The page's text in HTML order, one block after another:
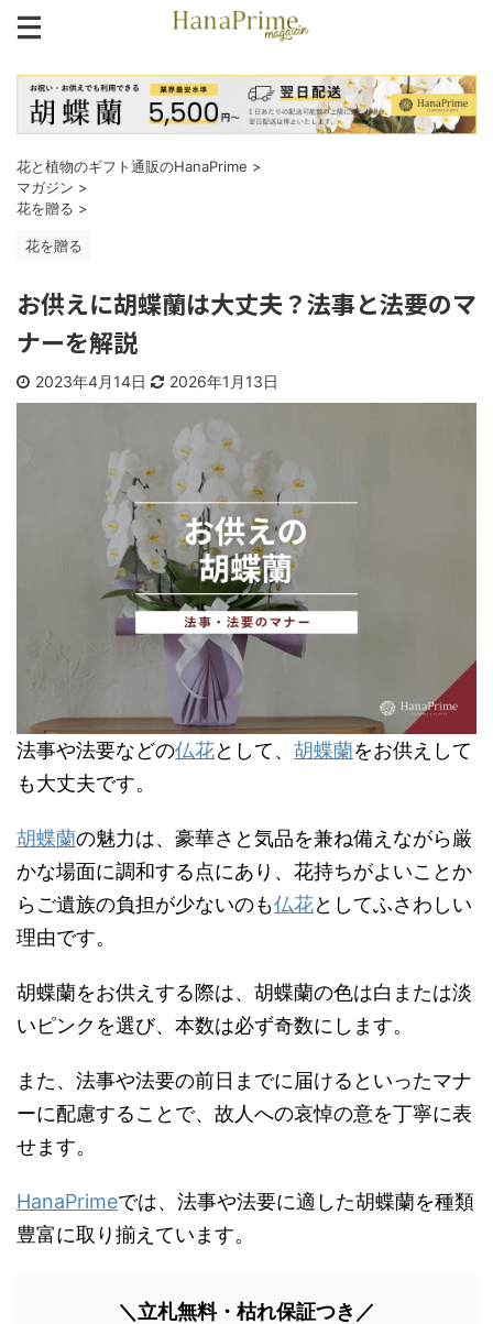
花と植物のギフト通販のHanaPrime >
マガジン >
花を贈る >
花を贈る
お供えに胡蝶蘭は大丈夫？法事と法要のマ
ナーを解説
2023年4月14日 2026年1月13日
法事や法要などの仏花として、 胡蝶蘭をお供えして
も大丈夫です。
胡蝶蘭の魅力は、豪華さと気品を兼ね備えながら厳
かな場面に調和する点にあり、花持ちがよいことか
らご遺族の負担が少ないのも仏花としてふさわしい
理由です。
胡蝶蘭をお供えする際は、胡蝶蘭の色は白または淡
いピンクを選び、本数は必ず奇数にします。
また、法事や法要の前日までに届けるといったマナ
ーに配慮することで、故人への哀悼の意を丁寧に表
せます。
HanaPrimeでは、法事や法要に適した胡蝶蘭を種類
豊富に取り揃えています。
＼立札無料・枯れ保証つき／